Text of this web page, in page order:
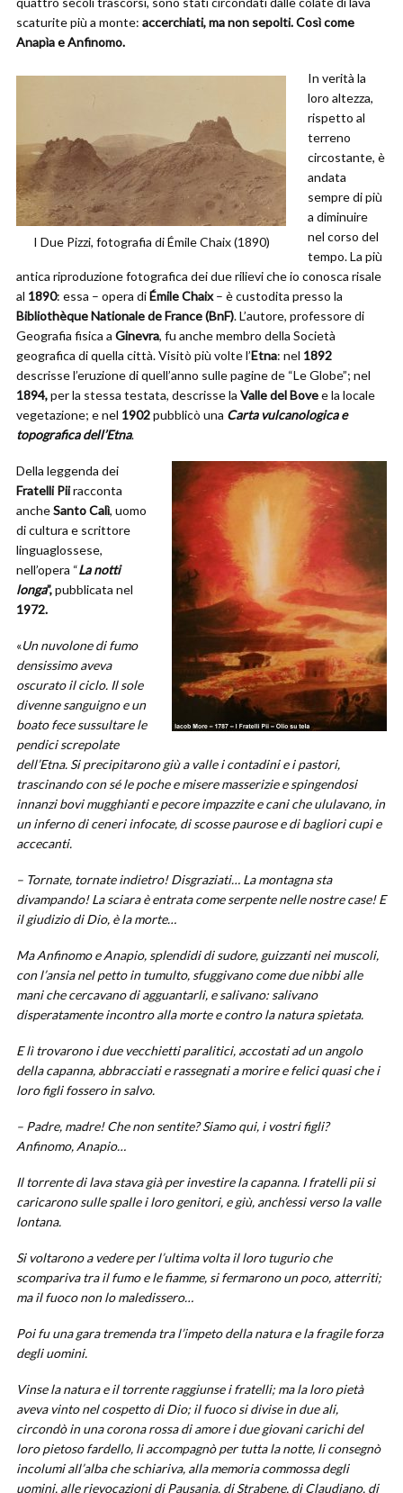
scaturite più a monte: accerchiati, ma non sepolti. Così come
Anapìa e Anfinomo.
I Due Pizzi, fotografia di Émile Chaix (1890)
In verità la
loro altezza,
rispetto al
terreno
circostante, è
andata
sempre di più
a diminuire
nel corso del
tempo. La più
antica riproduzione fotografica dei due rilievi che io conosca risale
al 1890: essa – opera diÉmile Chaix– è custodita presso la
Bibliothèque Nationale de France (BnF). L’autore, professore di
Geografia fisica a Ginevra, fu anche membro della Società
geografica di quella città. Visitò più volte l’Etna: nel 1892
descrisse l’eruzione di quell’anno sulle pagine de “Le Globe”; nel
1894,per la stessa testata, descrisse la Valle del Bovee la locale
vegetazione; e nel 1902pubblicò una Carta vulcanologica e
topografica dell’Etna.
Della leggenda dei
Fratelli Piiracconta
ancheSanto Calì, uomo
di cultura e scrittore
linguaglossese,
nell’opera “La notti
longa”,pubblicata nel
1972.
«Un nuvolone di fumo
densissimo aveva
oscurato il ciclo. Il sole
divenne sanguigno e un
boato fece sussultare le
pendici screpolate
dell’Etna. Si precipitarono giù a valle i contadini e i pastori,
trascinando con sé le poche e misere masserizie e spingendosi
innanzi bovi mugghianti e pecore impazzite e cani che ululavano, in
un inferno di ceneri infocate, di scosse paurose e di bagliori cupi e
accecanti.
– Tornate, tornate indietro! Disgraziati… La montagna sta
divampando! La sciara è entrata come serpente nelle nostre case! E
il giudizio di Dio, è la morte…
Ma Anfinomo e Anapio, splendidi di sudore, guizzanti nei muscoli,
con l’ansia nel petto in tumulto, sfuggivano come due nibbi alle
mani che cercavano di agguantarli, e salivano: salivano
disperatamente incontro alla morte e contro la natura spietata.
E lì trovarono i due vecchietti paralitici, accostati ad un angolo
della capanna, abbracciati e rassegnati a morire e felici quasi che i
loro figli fossero in salvo.
– Padre, madre! Che non sentite? Siamo qui, i vostri figli?
Anfinomo, Anapio…
Il torrente di lava stava già per investire la capanna. I fratelli pii si
caricarono sulle spalle i loro genitori, e giù, anch’essi verso la valle
lontana.
Si voltarono a vedere per l’ultima volta il loro tugurio che
scompariva tra il fumo e le fiamme, si fermarono un poco, atterriti;
ma il fuoco non lo maledissero…
Poi fu una gara tremenda tra l’impeto della natura e la fragile forza
degli uomini.
Vinse la natura e il torrente raggiunse i fratelli; ma la loro pietà
aveva vinto nel cospetto di Dio; il fuoco si divise in due ali,
circondò in una corona rossa di amore i due giovani carichi del
loro pietoso fardello, li accompagnò per tutta la notte, li consegnò
incolumi all’alba che schiariva, alla memoria commossa degli
uomini, alle rievocazioni di Pausania, di Strabene, di Claudiano, di